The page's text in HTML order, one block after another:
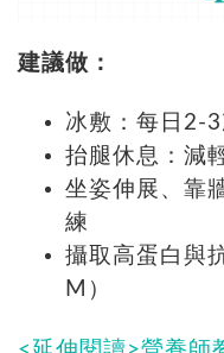
建議做：
冰敷：每日2-3
抬腿休息：減
坐姿伸展、靠
練
攝取高蛋白與
M）